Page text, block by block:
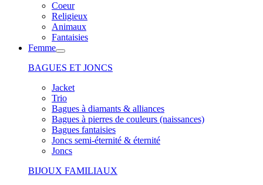
Coeur
Religieux
Animaux
Fantaisies
Femme
BAGUES ET JONCS
Jacket
Trio
Bagues à diamants & alliances
Bagues à pierres de couleurs (naissances)
Bagues fantaisies
Joncs semi-éternité & éternité
Joncs
BIJOUX FAMILIAUX